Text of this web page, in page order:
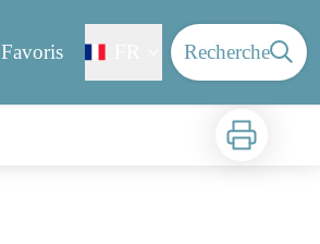
Favoris Recherche
Imprimer